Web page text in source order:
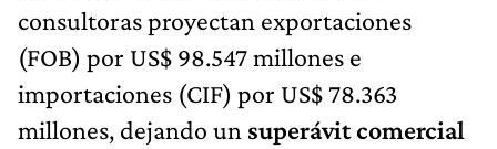
consultoras proyectan exportaciones
(FOB) por US$ 98.547 millones e
importaciones (CIF) por US$ 78.363
millones, dejando un superávit comercial